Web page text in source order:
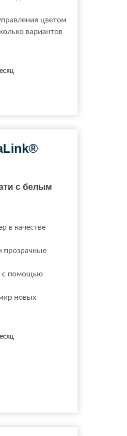
цветом
вариантов
с белым
в качестве
прозрачные
с помощью
новых